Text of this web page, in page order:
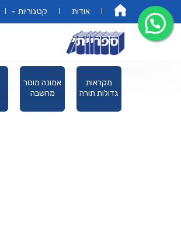
אודות קטגוריות
אמונה מוסר
מחשבה
מקראות
גדולות תורה